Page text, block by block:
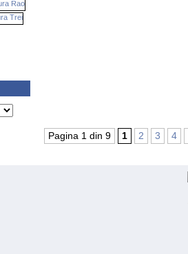
Pagina 1 din 9 1 2 3 4